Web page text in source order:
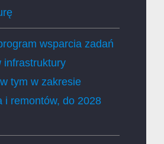
wsparcia zadań
infrastruktury
tym w zakresie
i remontów, do 2028